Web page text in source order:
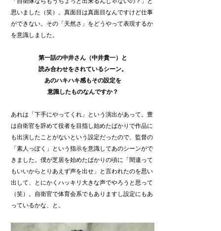
思いました（笑）。真面目は真面目なんですけど仕事
ができない。その「天然さ」をどうやって表現するか
を意識しました。
第一話の中井さん（中井貴一）と
読み合わせをされているシーン。
あのハキハキ感もその設定を
意識したものなんですか？
あれは「下手にやってくれ」という演出があって。豊
は自衛官を辞めて役者を目指し始めたばかりで作品に
も出演したことがないという設定だったので、監督の
「素人っぽく」という指示を意識してあのシーンがで
きました。僕が芝居を始めたばかりの頃に「間違って
もいいからとりあえず声を出せ」と言われたのを思い
出して、とにかくハッキリ大きな声でやろうと思って
（笑）。自衛官で体育会系でもありますし設定にもあ
っているかな、と。